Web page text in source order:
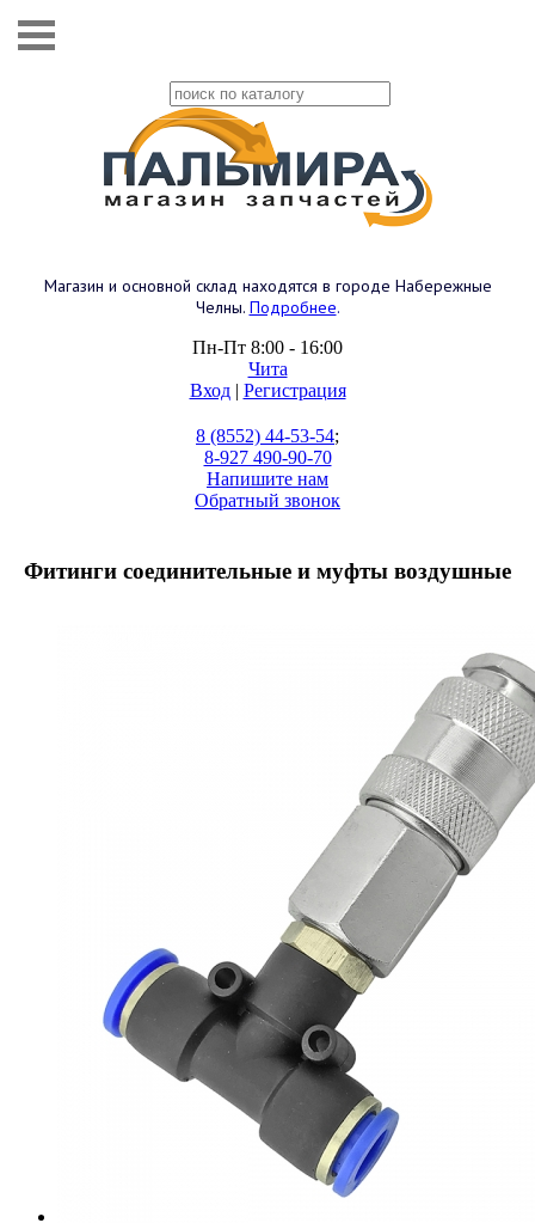
Магазин и основной склад находятся в городе Набережные
Челны. Подробнее.
Пн-Пт 8:00 - 16:00
Чита
Вход| Регистрация
8 (8552) 44-53-54;
8-927 490-90-70
Напишите нам
Обратный звонок
Фитинги соединительные и муфты воздушные